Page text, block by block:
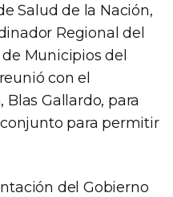
Salud de la Nación,
Regional del
Municipios del
con el
Gallardo, para
para permitir
del Gobierno